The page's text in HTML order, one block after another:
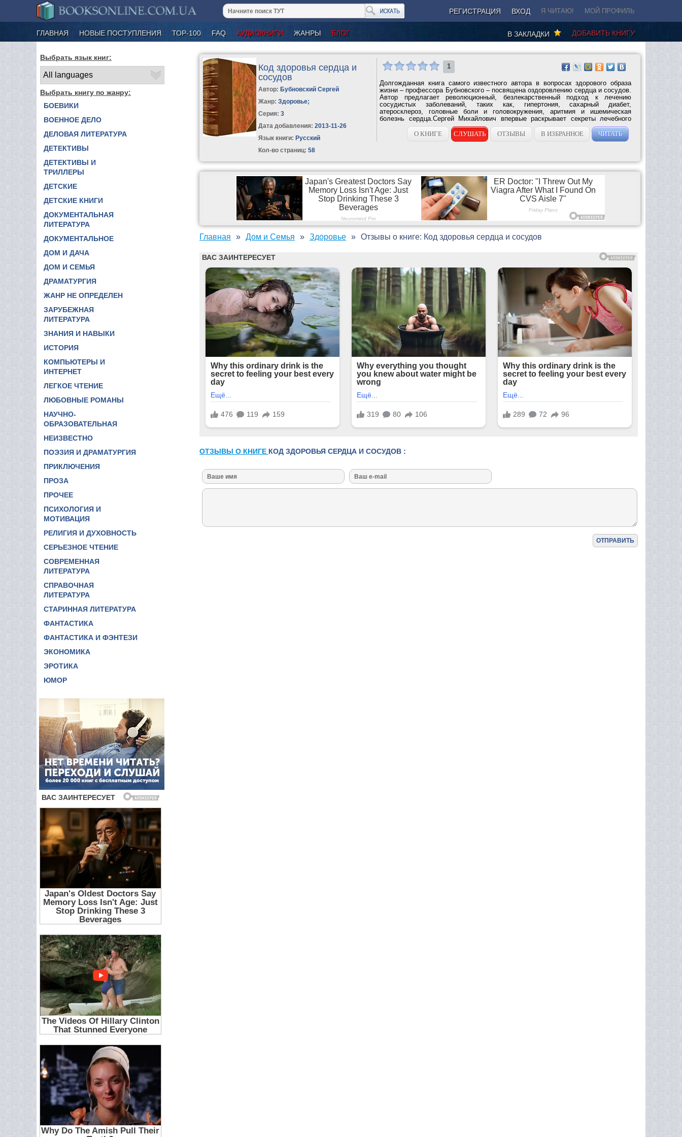
РЕГИСТРАЦИЯ ВХОД Я ЧИТАЮ! МОЙ ПРОФИЛЬ
ГЛАВНАЯ НОВЫЕ ПОСТУПЛЕНИЯ ТОР-100 FAQ АУДИОКНИГИ ЖАНРЫ БЛОГ ДОБАВИТЬ КНИГУ
В ЗАКЛАДКИ
Выбрать язык книг:
Выбрать книгу по жанру:
БОЕВИКИ
ВОЕННОЕ ДЕЛО
ДЕЛОВАЯ ЛИТЕРАТУРА
ДЕТЕКТИВЫ
ДЕТЕКТИВЫ И
ТРИЛЛЕРЫ
ДЕТСКИЕ
ДЕТСКИЕ КНИГИ
ДОКУМЕНТАЛЬНАЯ
ЛИТЕРАТУРА
ДОКУМЕНТАЛЬНОЕ
ДОМ И ДАЧА
ДОМ И СЕМЬЯ
ДРАМАТУРГИЯ
ЖАНР НЕ ОПРЕДЕЛЕН
ЗАРУБЕЖНАЯ
ЛИТЕРАТУРА
ЗНАНИЯ И НАВЫКИ
ИСТОРИЯ
КОМПЬЮТЕРЫ И
ИНТЕРНЕТ
ЛЕГКОЕ ЧТЕНИЕ
ЛЮБОВНЫЕ РОМАНЫ
НАУЧНО-
ОБРАЗОВАТЕЛЬНАЯ
НЕИЗВЕСТНО
ПОЭЗИЯ И ДРАМАТУРГИЯ
ПРИКЛЮЧЕНИЯ
ПРОЗА
ПРОЧЕЕ
ПСИХОЛОГИЯ И
МОТИВАЦИЯ
РЕЛИГИЯ И ДУХОВНОСТЬ
СЕРЬЕЗНОЕ ЧТЕНИЕ
СОВРЕМЕННАЯ
ЛИТЕРАТУРА
СПРАВОЧНАЯ
ЛИТЕРАТУРА
СТАРИННАЯ ЛИТЕРАТУРА
ФАНТАСТИКА
ФАНТАСТИКА И ФЭНТЕЗИ
ЭКОНОМИКА
ЭРОТИКА
ЮМОР
Код здоровья сердца и
сосудов
Автор: Бубновский Сергей
Жанр: Здоровье;
Серия:3
Дата добавления: 2013-11-26
Язык книги: Русский
Кол-во страниц: 58
1
Долгожданная книга самого известного автора в вопросах здорового образа
жизни – профессора Бубновского – посвящена оздоровлению сердца и сосудов.
Автор предлагает революционный, безлекарственный подход к лечению
сосудистых заболеваний, таких как, гипертония, сахарный диабет,
атеросклероз, головные боли и головокружения, аритмия и ишемическая
болезнь сердца.Сергей Михайлович впервые раскрывает секреты лечебного
воздействия...
О КНИГЕ
СЛУШАТЬ ОТЗЫВЫ В ИЗБРАННОЕ ЧИТАТЬ
Главная Дом и Семья Здоровье Отзывы о книге: Код здоровья сердца и сосудов
ОТЗЫВЫ О КНИГЕ КОД ЗДОРОВЬЯ СЕРДЦА И СОСУДОВ :